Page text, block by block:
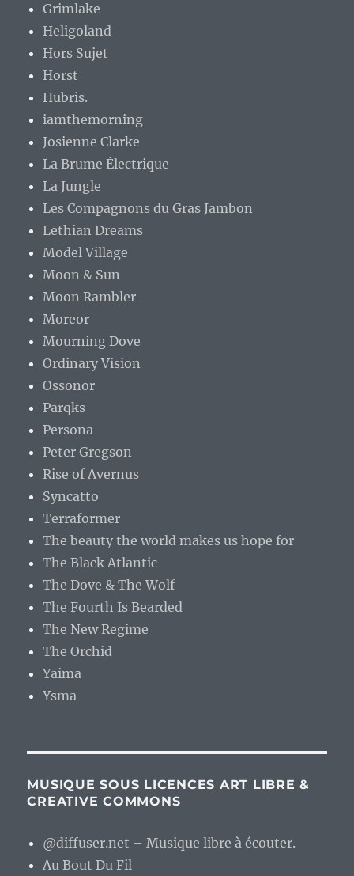
Grimlake
Heligoland
Hors Sujet
Horst
Hubris.
iamthemorning
Josienne Clarke
La Brume Électrique
La Jungle
Les Compagnons du Gras Jambon
Lethian Dreams
Model Village
Moon & Sun
Moon Rambler
Moreor
Mourning Dove
Ordinary Vision
Ossonor
Parqks
Persona
Peter Gregson
Rise of Avernus
Syncatto
Terraformer
The beauty the world makes us hope for
The Black Atlantic
The Dove & The Wolf
The Fourth Is Bearded
The New Regime
The Orchid
Yaima
Ysma
MUSIQUE SOUS LICENCES ART LIBRE &
CREATIVE COMMONS
@diffuser.net – Musique libre à écouter.
Au Bout Du Fil